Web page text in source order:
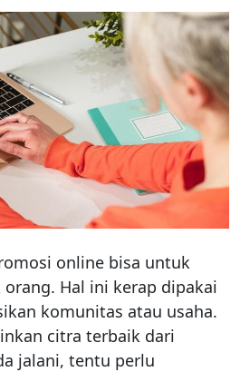
online bisa untuk
Hal ini kerap dipakai
komunitas atau usaha.
citra terbaik dari
jalani, tentu perlu